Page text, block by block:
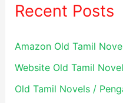
o
:
Recent Posts
Amazon Old Tamil
Website Old Tamil
Old Tamil Novels /